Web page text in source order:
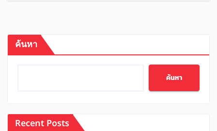
ค้นหา
ค้นหา
Recent Posts